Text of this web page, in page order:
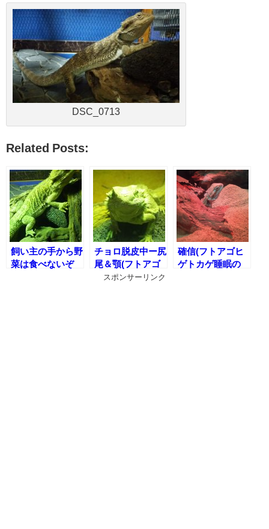
DSC_0713
Related Posts:
飼い主の手から野
菜は食べないぞ
チョロ脱皮中ー尻
尾＆顎(フトアゴ
ヒゲトカゲの脱
確信(フトアゴヒ
ゲトカゲ睡眠の
スポンサーリンク